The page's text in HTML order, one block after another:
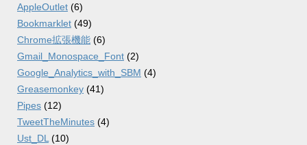
AppleOutlet (6)
Bookmarklet (49)
Chrome拡張機能 (6)
Gmail_Monospace_Font (2)
Google_Analytics_with_SBM (4)
Greasemonkey (41)
Pipes (12)
TweetTheMinutes (4)
Ust_DL (10)